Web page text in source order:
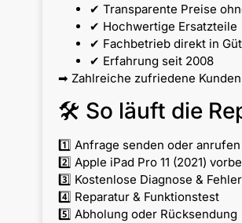
✔ Transparente Preise
✔ Hochwertige Ersatzteile
✔ Fachbetrieb direkt in
✔ Erfahrung seit 2008
➡ Zahlreiche zufriedene
🛠 So läuft die
1️⃣ Anfrage senden oder anrufen
2️⃣ Apple iPad Pro 11 (2021)
3️⃣ Kostenlose Diagnose &
4️⃣ Reparatur & Funktionstest
5️⃣ Abholung oder Rücksendung